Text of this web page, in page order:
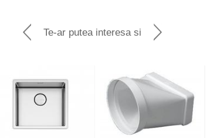
Te-ar putea interesa si